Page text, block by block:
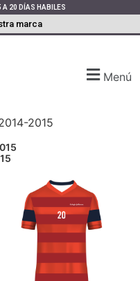
A 20 DÍAS HABILES
marca
Menú
2015